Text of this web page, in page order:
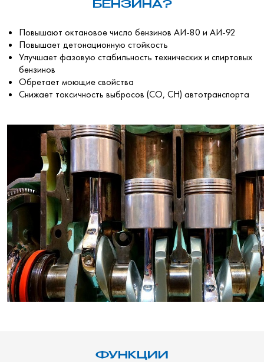
БЕНЗИНА?
Повышают октановое число бензинов АИ-80 и АИ-92
Повышает детонационную стойкость
Улучшает фазовую стабильность технических и спиртовых
бензинов
Обретает моющие свойства
Снижает токсичность выбросов (CO, CH) автотранспорта
ФУНКЦИИ